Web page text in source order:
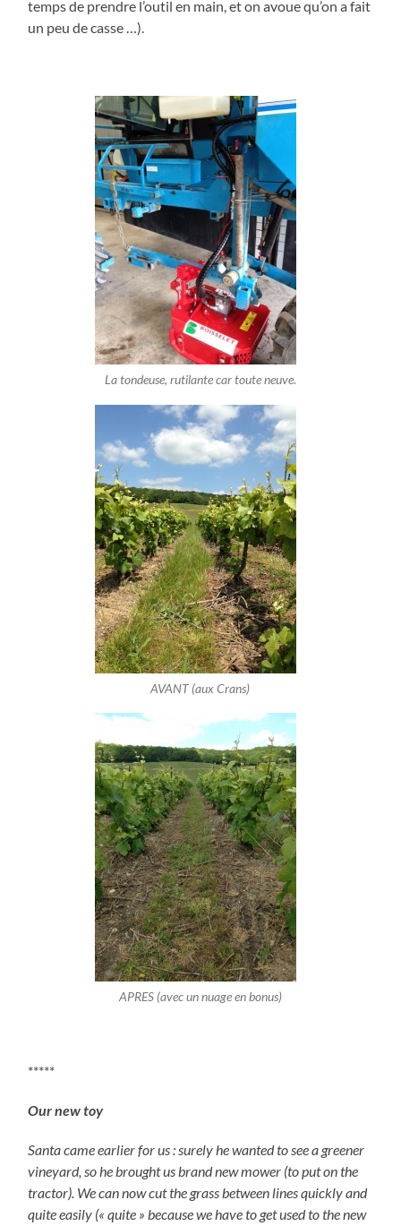
temps de prendre l’outil en main, et on avoue qu’on a fait
un peu de casse …).
La tondeuse, rutilante car toute neuve.
AVANT (aux Crans)
APRES (avec un nuage en bonus)
*****
Our new toy
Santa came earlier for us : surely he wanted to see a greener
vineyard, so he brought us brand new mower (to put on the
tractor). We can now cut the grass between lines quickly and
quite easily (« quite » because we have to get used to the new